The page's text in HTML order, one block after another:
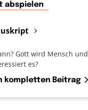
abspielen
Gott wird Mensch und
es?
kompletten Beitrag